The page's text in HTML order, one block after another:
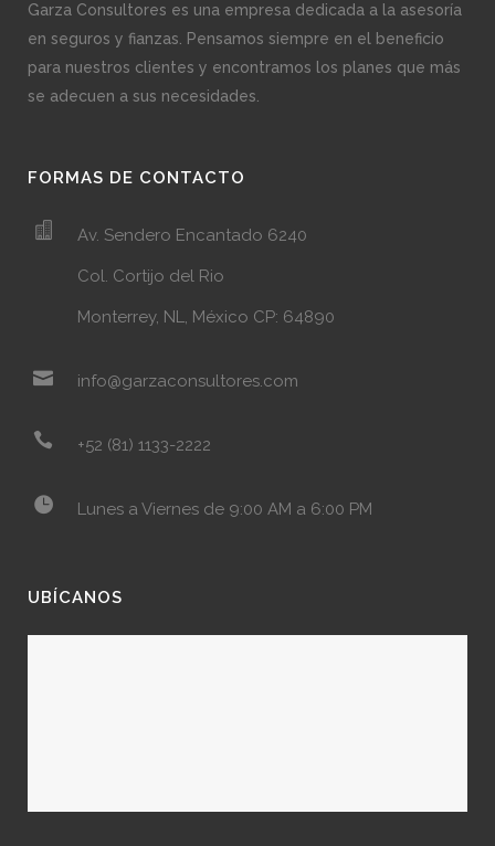
Garza Consultores es una empresa dedicada a la asesoría
en seguros y fianzas. Pensamos siempre en el beneficio
para nuestros clientes y encontramos los planes que más
se adecuen a sus necesidades.
FORMAS DE CONTACTO
Av. Sendero Encantado 6240
Col. Cortijo del Rio
Monterrey, NL, México CP: 64890
info@garzaconsultores.com
+52 (81) 1133-2222
Lunes a Viernes de 9:00 AM a 6:00 PM
UBÍCANOS